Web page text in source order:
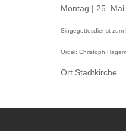
Montag | 25.
Singegottesdienst zum
Orgel: Christoph
Ort Stadtkirche